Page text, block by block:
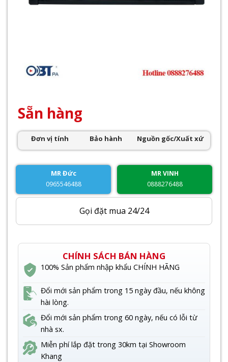
Sẵn hàng
Đơn vị tính Bảo hành Nguồn gốc/Xuất xứ
MR Đức
0965546488
MR VINH
0888276488
Gọi đặt mua 24/24
CHÍNH SÁCH BÁN HÀNG
100% Sản phẩm nhập khẩu CHÍNH HÃNG
Đổi mới sản phẩm trong 15 ngày đầu, nếu không
hài lòng.
Đổi mới sản phẩm trong 60 ngày, nếu có lỗi từ
nhà sx.
Miễn phí lắp đặt trong 30km tại Showroom
Khang